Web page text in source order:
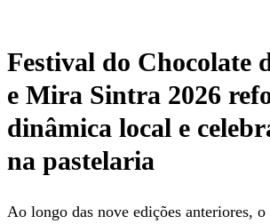
Festival do Chocolate
e Mira Sintra 2026
dinâmica local e
na pastelaria
Ao longo das nove edições anteriores,